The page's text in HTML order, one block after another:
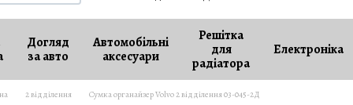
Догляд
за авто
Автомобільні
аксесуари
Решітка
для
радіатора
Електроніка
2 відділення Сумка органайзер Volvo 2 відділення 03-045-2Д